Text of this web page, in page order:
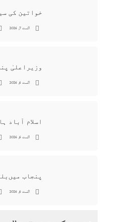
اگست 7, 2026
اگست 6, 2026
اگست 6, 2026
اگست 6, 2026